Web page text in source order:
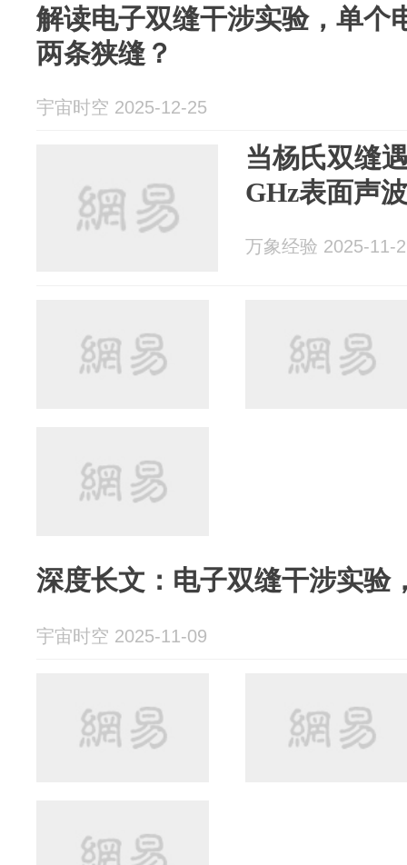
解读电子双缝干涉实验，单个
两条狭缝？
宇宙时空 2025-12-25
当杨氏双缝
GHz表面声
万象经验 2025-11-
深度长文：电子双缝干涉实验
宇宙时空 2025-11-09